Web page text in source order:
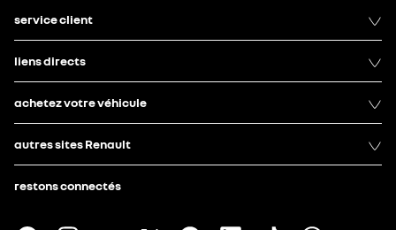
service client
liens directs
achetez votre véhicule
autres sites Renault
restons connectés